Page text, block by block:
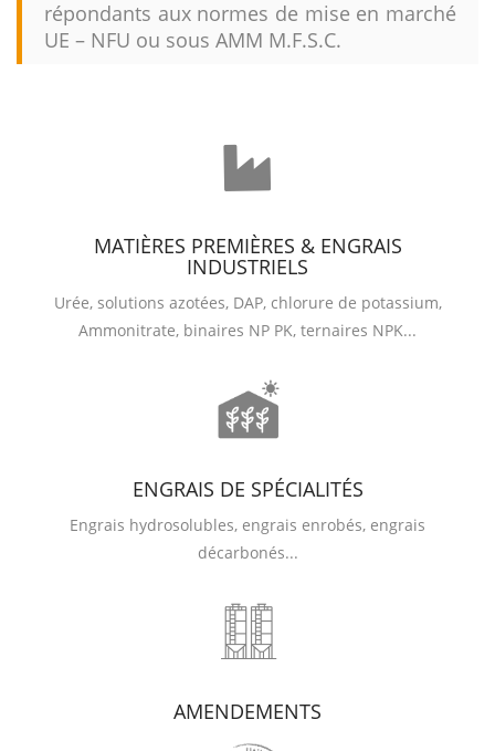
répondants aux normes de mise en marché
UE – NFU ou sous AMM M.F.S.C.
MATIÈRES PREMIÈRES & ENGRAIS
INDUSTRIELS
Urée, solutions azotées, DAP, chlorure de potassium,
Ammonitrate, binaires NP PK, ternaires NPK...
ENGRAIS DE SPÉCIALITÉS
Engrais hydrosolubles, engrais enrobés, engrais
décarbonés...
AMENDEMENTS